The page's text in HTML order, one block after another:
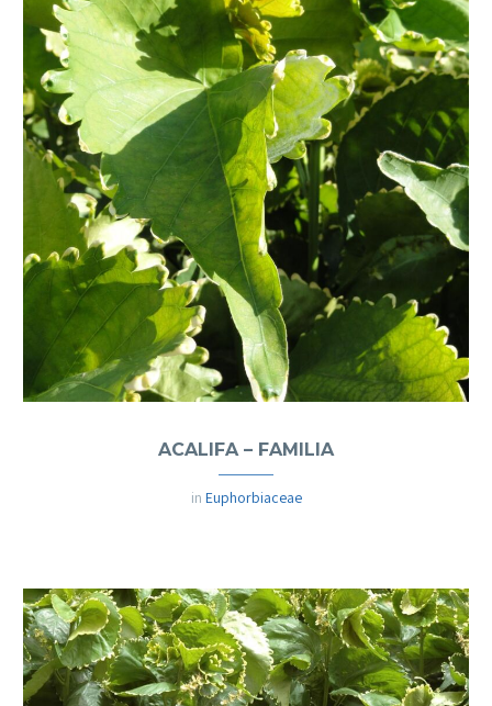
ACALIFA – FAMILIA
in Euphorbiaceae